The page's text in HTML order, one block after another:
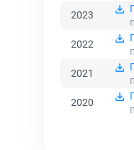
2023
2022
2021
2020